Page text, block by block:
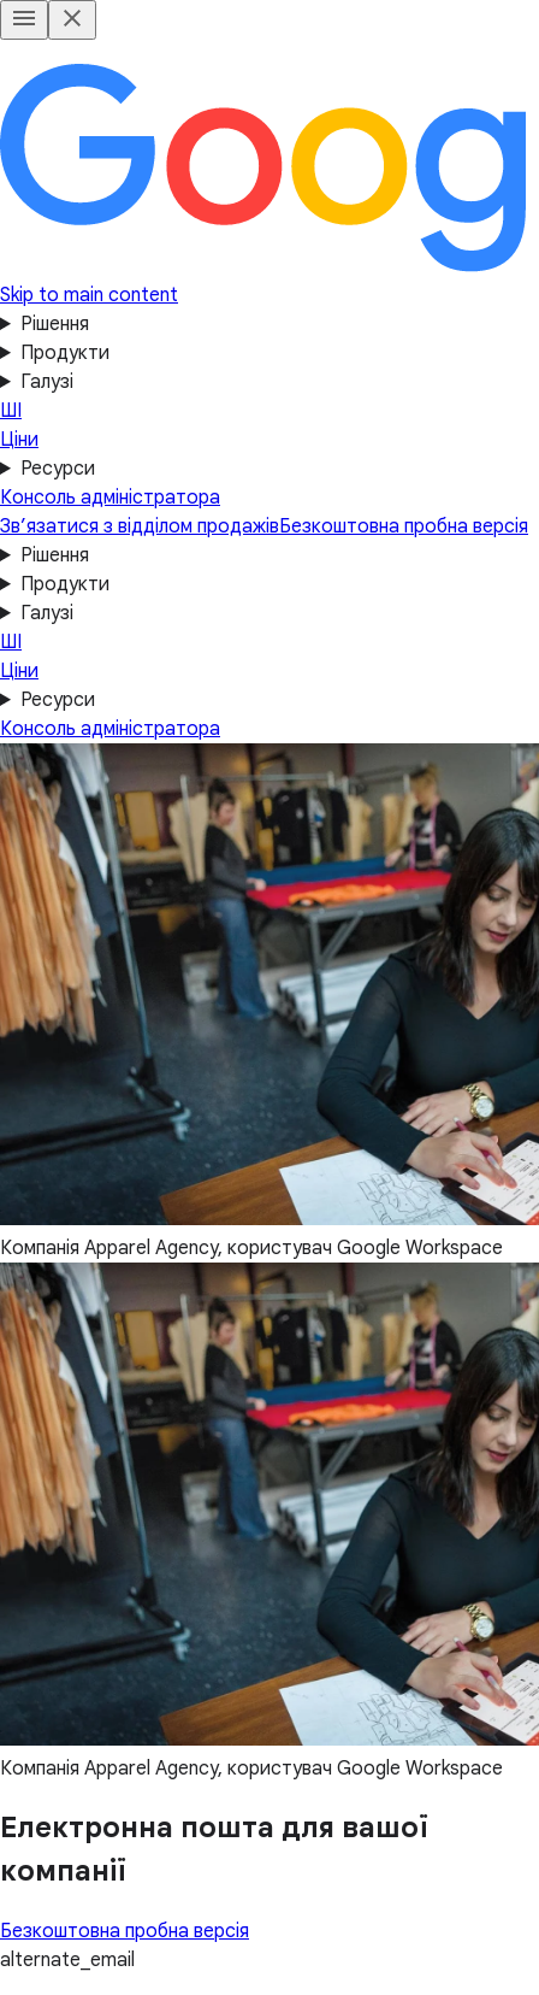
Skip to main content
Рішення
Продукти
Галузі
ШІ
Ціни
Ресурси
Консоль адміністратора
Зв’язатися з відділом продажівБезкоштовна пробна версія
Рішення
Продукти
Галузі
ШІ
Ціни
Ресурси
Консоль адміністратора
Компанія Apparel Agency, користувач Google Workspace
Компанія Apparel Agency, користувач Google Workspace
Електронна пошта для вашої
компанії
Безкоштовна пробна версія
alternate_email